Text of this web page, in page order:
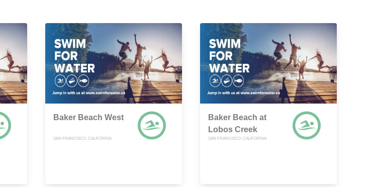
Baker Beach West
SAN FRANCISCO, CALIFORNIA
Baker Beach at
Lobos Creek
SAN FRANCISCO, CALIFORNIA